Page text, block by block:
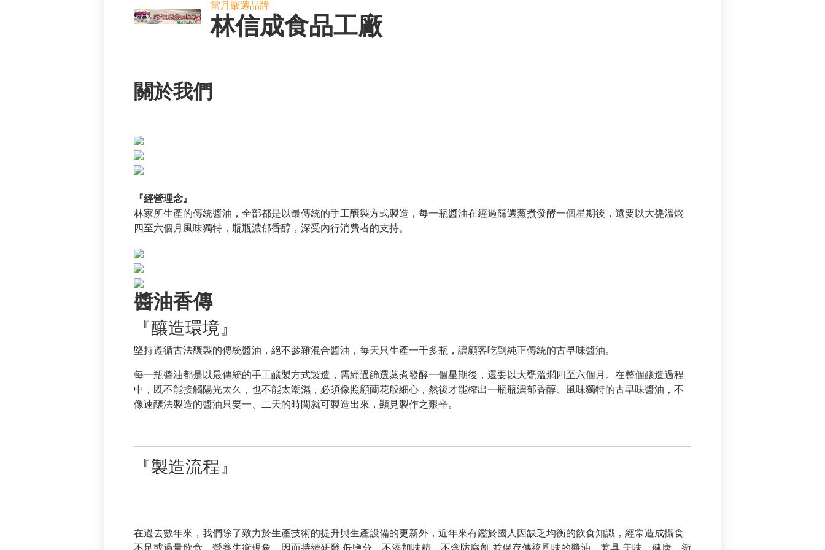
當月嚴選品牌
林信成食品工廠
關於我們
『經營理念』
林家所生產的傳統醬油，全部都是以最傳統的手工釀製方式製造，每一瓶醬油在經過篩選蒸煮發酵一個星期後，還要以大甕溫燜
四至六個月風味獨特，瓶瓶濃郁香醇，深受內行消費者的支持。
醬油香傳
『釀造環境』
堅持遵循古法釀製的傳統醬油，絕不參雜混合醬油，每天只生產一千多瓶，讓顧客吃到純正傳統的古早味醬油。
每一瓶醬油都是以最傳統的手工釀製方式製造，需經過篩選蒸煮發酵一個星期後，還要以大甕溫燜四至六個月。在整個釀造過程
中，既不能接觸陽光太久，也不能太潮濕，必須像照顧蘭花般細心，然後才能榨出一瓶瓶濃郁香醇、風味獨特的古早味醬油，不
像速釀法製造的醬油只要一、二天的時間就可製造出來，顯見製作之艱辛。
『製造流程』
在過去數年來，我們除了致力於生產技術的提升與生產設備的更新外，近年來有鑑於國人因缺乏均衡的飲食知識，經常造成攝食